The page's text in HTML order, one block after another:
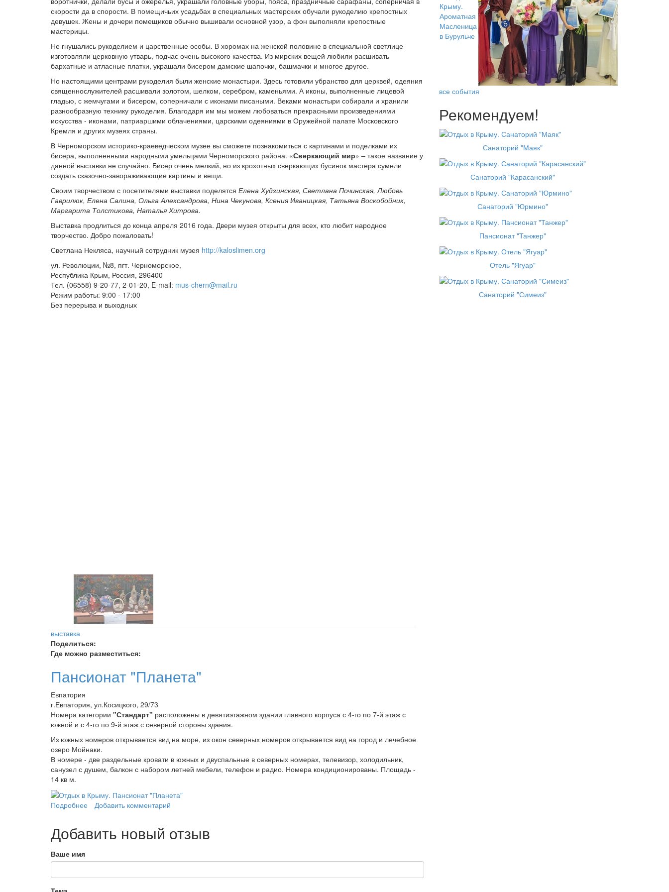
скорости да в спорости. В помещичьих усадьбах в специальных мастерских обучали рукоделию крепостных
девушек. Жены и дочери помещиков обычно вышивали основной узор, а фон выполняли крепостные
мастерицы.
Не гнушались рукоделием и царственные особы. В хоромах на женской половине в специальной светлице
изготовляли церковную утварь, подчас очень высокого качества. Из мирских вещей любили расшивать
бархатные и атласные платки, украшали бисером дамские шапочки, башмачки и многое другое.
Но настоящими центрами рукоделия были женские монастыри. Здесь готовили убранство для церквей, одеяния
священнослужителей расшивали золотом, шелком, серебром, каменьями. А иконы, выполненные лицевой
гладью, с жемчугами и бисером, соперничали с иконами писаными. Веками монастыри собирали и хранили
разнообразную технику рукоделия. Благодаря им мы можем любоваться прекрасными произведениями
искусства - иконами, патриаршими облачениями, царскими одеяниями в Оружейной палате Московского
Кремля и других музеях страны.
В Черноморском историко-краеведческом музее вы сможете познакомиться с картинами и поделками их
бисера, выполненными народными умельцами Черноморского района. «Сверкающий мир» – такое название у
данной выставки не случайно. Бисер очень мелкий, но из крохотных сверкающих бусинок мастера сумели
создать сказочно-завораживающие картины и вещи.
Своим творчеством с посетителями выставки поделятся Елена Худзинская, Светлана Починская, Любовь
Гаврилюк, Елена Салина, Ольга Александрова, Нина Чекунова, Ксения Иваницкая, Татьяна Воскобойник,
Маргарита Толстикова, Наталья Хитрова.
Выставка продлиться до конца апреля 2016 года. Двери музея открыты для всех, кто любит народное
творчество. Добро пожаловать!
Светлана Некляса, научный сотрудник музея http://kaloslimen.org
ул. Революции, №8, пгт. Черноморское,
Республика Крым, Россия, 296400
Тел. (06558) 9-20-77, 2-01-20, E-mail: mus-chern@mail.ru
Режим работы: 9:00 - 17:00
Без перерыва и выходных
Выставка
СВЕРКАЮЩИЙ
МИР
в
музее
п.
Черноморское
Выставка
СВЕРКАЮЩИЙ
МИР
в
музее
п.
Черноморское
выставка
Поделиться:
Где можно разместиться:
Пансионат "Планета"
Евпатория
г.Евпатория, ул.Косицкого, 29/73
Номера категории "Стандарт" расположены в девятиэтажном здании главного корпуса с 4-го по 7-й этаж с
южной и с 4-го по 9-й этаж с северной стороны здания.
Из южных номеров открывается вид на море, из окон северных номеров открывается вид на город и лечебное
озеро Мойнаки.
В номере - две раздельные кровати в южных и двуспальные в северных номерах, телевизор, холодильник,
санузел с душем, балкон с набором летней мебели, телефон и радио. Номера кондиционированы. Площадь -
14 кв м.
Подробнее о Пансионат "Планета"
Добавить комментарий
Добавить новый отзыв
Ваше имя
все события
Рекомендуем!
Санаторий "Маяк"
Санаторий "Карасанский"
Санаторий "Юрмино"
Пансионат "Танжер"
Отель "Ягуар"
Санаторий "Симеиз"